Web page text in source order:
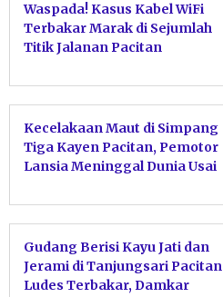
Waspada! Kasus Kabel WiFi
Terbakar Marak di Sejumlah
Titik Jalanan Pacitan
Kecelakaan Maut di Simpang
Tiga Kayen Pacitan, Pemotor
Lansia Meninggal Dunia Usai
Gudang Berisi Kayu Jati dan
Jerami di Tanjungsari Pacitan
Ludes Terbakar, Damkar